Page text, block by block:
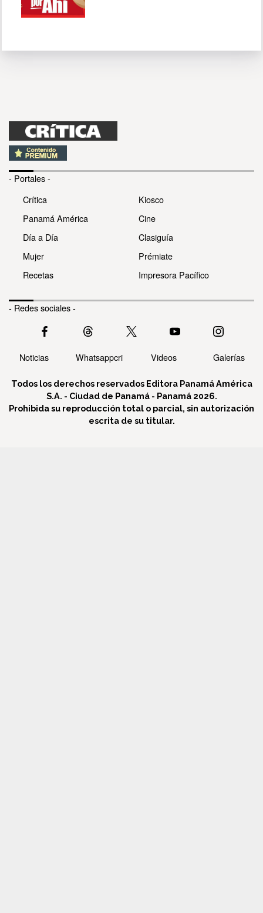
- Portales -
Crítica
Panamá América
Día a Día
Mujer
Recetas
Kiosco
Cine
Clasiguía
Prémiate
Impresora Pacífico
- Redes sociales -
Noticias Whatsappcri Videos Galerías
Todos los derechos reservados Editora Panamá América
S.A. - Ciudad de Panamá - Panamá 2026.
Prohibida su reproducción total o parcial, sin autorización
escrita de su titular.